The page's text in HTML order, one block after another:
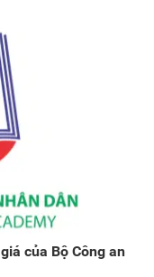
của Bộ Công an